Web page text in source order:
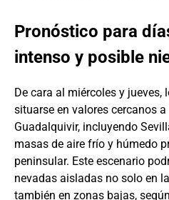
Pronóstico para
intenso y posible
De cara al miércoles y jueves,
situarse en valores cercanos
Guadalquivir, incluyendo
masas de aire frío y húmedo
peninsular. Este escenario
nevadas aisladas no solo en
también en zonas bajas,